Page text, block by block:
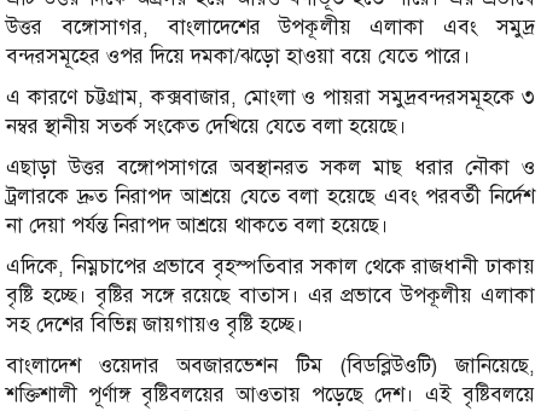
উত্তর বঙ্গোসাগর, বাংলাদেশের উপকূলীয় এলাকা এবং সমুদ্র
বন্দরসমূহের ওপর দিয়ে দমকা/ঝড়ো হাওয়া বয়ে যেতে পারে।
এ কারণে চট্টগ্রাম, কক্সবাজার, মোংলা ও পায়রা সমুদ্রবন্দরসমূহকে ৩
নম্বর স্থানীয় সতর্ক সংকেত দেখিয়ে যেতে বলা হয়েছে।
এছাড়া উত্তর বঙ্গোপসাগরে অবস্থানরত সকল মাছ ধরার নৌকা ও
ট্রলারকে দ্রুত নিরাপদ আশ্রয়ে যেতে বলা হয়েছে এবং পরবর্তী নির্দেশ
না দেয়া পর্যন্ত নিরাপদ আশ্রয়ে থাকতে বলা হয়েছে।
এদিকে, নিম্নচাপের প্রভাবে বৃহস্পতিবার সকাল থেকে রাজধানী ঢাকায়
বৃষ্টি হচ্ছে। বৃষ্টির সঙ্গে রয়েছে বাতাস। এর প্রভাবে উপকূলীয় এলাকা
সহ দেশের বিভিন্ন জায়গায়ও বৃষ্টি হচ্ছে।
বাংলাদেশ ওয়েদার অবজারভেশন টিম (বিডব্লিউওটি) জানিয়েছে,
শক্তিশালী পূর্ণাঙ্গ বৃষ্টিবলয়ের আওতায় পড়েছে দেশ। এই বৃষ্টিবলয়ে